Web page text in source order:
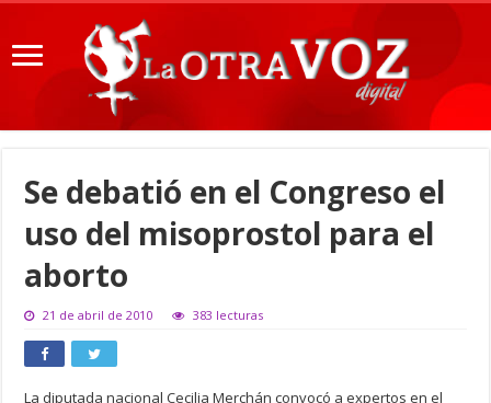
Se debatió en el Congreso el
uso del misoprostol para el
aborto
21 de abril de 2010 383 lecturas
La diputada nacional Cecilia Merchán convocó a expertos en el